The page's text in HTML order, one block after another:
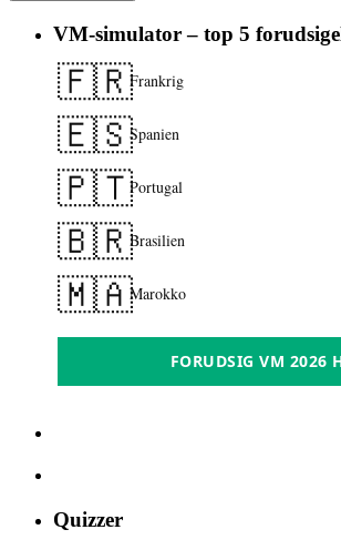
VM-simulator – top 5
🇫🇷Frankrig
🇪🇸Spanien
🇵🇹Portugal
🇧🇷Brasilien
🇲🇦Marokko
FORUDSIG VM 2026
Quizzer